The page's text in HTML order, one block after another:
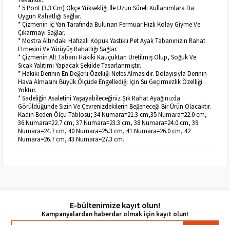
* 5 Pont (3.3 Cm) Ökçe Yüksekliği İle Uzun Süreli Kullanımlara Da
Uygun Rahatlığı Sağlar.
* Çizmenin İç Yan Tarafında Bulunan Fermuar Hızlı Kolay Giyme Ve
Çıkarmayı Sağlar.
* Mostra Altındaki Hafızalı Köpük Yastıklı Pet Ayak Tabanınızın Rahat
Etmesini Ve Yürüyüş Rahatlığı Sağlar.
* Çizmenin Alt Tabanı Hakiki Kauçuktan Üretilmiş Olup, Soğuk Ve
Sıcak Yalıtımı Yapacak Şekilde Tasarlanmıştır.
* Hakiki Derinin En Değerli Özelliği Nefes Almasıdır. Dolayısıyla Derinin
Hava Almasını Büyük Ölçüde Engellediği İçin Su Geçirmezlik Özelliği
Yoktur.
* Sadeliğin Asaletini Yaşayabileceğiniz Şık Rahat Ayağınızda
Görüldüğünde Sizin Ve Çevrenizdekilerin Beğeneceği Bir Ürün Olacaktır.
Kadın Beden Ölçü Tablosu; 34 Numara=21.3 cm,35 Numara=22.0 cm,
36 Numara=22.7 cm, 37 Numara=23.3 cm, 38 Numara=24.0 cm, 39
Numara=24.7 cm, 40 Numara=25.3 cm, 41 Numara=26.0 cm, 42
Numara=26.7 cm, 43 Numara=27.3 cm.
E-bültenimize kayıt olun!